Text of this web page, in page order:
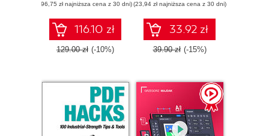
takes you step-by-
step through this
fully featured
Desktop Publishing
program so that
creating
professional-
looking documents
in no time
(96,75 zł najniższa cena z 30 dni)
116.10 zł
129.00 zł (-10%)
(23,94 zł najniższa cena z 30 dni)
33.92 zł
39.90 zł (-15%)